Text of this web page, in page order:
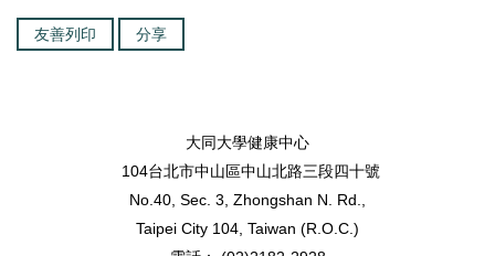
友善列印 分享
大同大學健康中心
104台北市中山區中山北路三段四十號
No.40, Sec. 3, Zhongshan N. Rd.,
Taipei City 104, Taiwan (R.O.C.)